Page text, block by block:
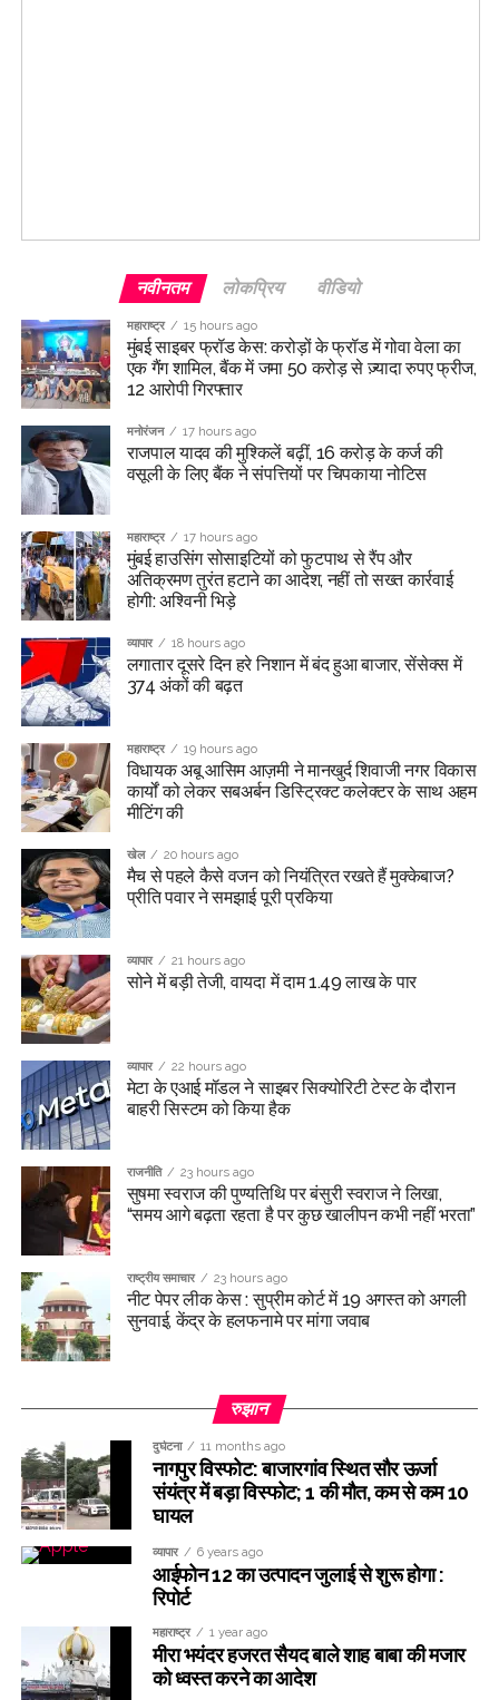
नवीनतम लोकप्रिय वीडियो
महाराष्ट्र 15 hours ago
मुंबई साइबर फ्रॉड केस: करोड़ों के फ्रॉड में गोवा वेला का
एक गैंग शामिल, बैंक में जमा 50 करोड़ से ज़्यादा रुपए फ्रीज,
12 आरोपी गिरफ्तार
मनोरंजन 17 hours ago
राजपाल यादव की मुश्किलें बढ़ीं, 16 करोड़ के कर्ज की
वसूली के लिए बैंक ने संपत्तियों पर चिपकाया नोटिस
महाराष्ट्र 17 hours ago
मुंबई हाउसिंग सोसाइटियों को फुटपाथ से रैंप और
अतिक्रमण तुरंत हटाने का आदेश, नहीं तो सख्त कार्रवाई
होगी: अश्विनी भिड़े
व्यापार 18 hours ago
लगातार दूसरे दिन हरे निशान में बंद हुआ बाजार, सेंसेक्स में
374 अंकों की बढ़त
महाराष्ट्र 19 hours ago
विधायक अबू आसिम आज़मी ने मानखुर्द शिवाजी नगर विकास
कार्यों को लेकर सबअर्बन डिस्ट्रिक्ट कलेक्टर के साथ अहम
मीटिंग की
खेल 20 hours ago
मैच से पहले कैसे वजन को नियंत्रित रखते हैं मुक्केबाज?
प्रीति पवार ने समझाई पूरी प्रकिया
व्यापार 21 hours ago
सोने में बड़ी तेजी, वायदा में दाम 1.49 लाख के पार
व्यापार 22 hours ago
मेटा के एआई मॉडल ने साइबर सिक्योरिटी टेस्ट के दौरान
बाहरी सिस्टम को किया हैक
राजनीति 23 hours ago
सुषमा स्वराज की पुण्यतिथि पर बंसुरी स्वराज ने लिखा,
“समय आगे बढ़ता रहता है पर कुछ खालीपन कभी नहीं भरता”
राष्ट्रीय समाचार 23 hours ago
नीट पेपर लीक केस : सुप्रीम कोर्ट में 19 अगस्त को अगली
सुनवाई, केंद्र के हलफनामे पर मांगा जवाब
रुझान
दुर्घटना 11 months ago
नागपुर विस्फोट: बाजारगांव स्थित सौर ऊर्जा
संयंत्र में बड़ा विस्फोट; 1 की मौत, कम से कम 10
घायल
व्यापार 6 years ago
आईफोन 12 का उत्पादन जुलाई से शुरू होगा :
रिपोर्ट
महाराष्ट्र 1 year ago
मीरा भयंदर हजरत सैयद बाले शाह बाबा की मजार
को ध्वस्त करने का आदेश